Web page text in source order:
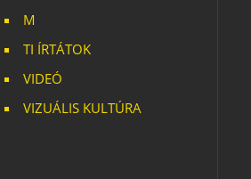
M
TI ÍRTÁTOK
VIDEÓ
VIZUÁLIS KULTÚRA